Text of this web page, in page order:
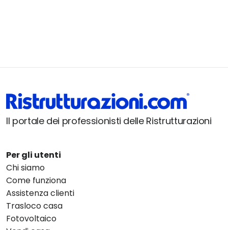
Il portale dei professionisti delle Ristrutturazioni
Per gli utenti
Chi siamo
Come funziona
Assistenza clienti
Trasloco casa
Fotovoltaico